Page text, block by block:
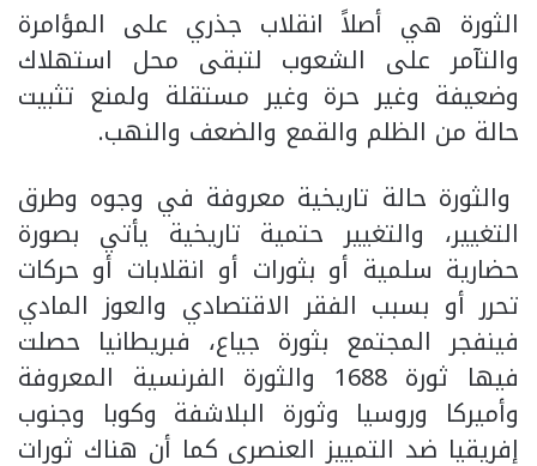
الثورة هي أصلاً انقلاب جذري على المؤامرة
والتآمر على الشعوب لتبقى محل استهلاك
وضعيفة وغير حرة وغير مستقلة ولمنع تثبيت
حالة من الظلم والقمع والضعف والنهب.
والثورة حالة تاريخية معروفة في وجوه وطرق
التغيير، والتغيير حتمية تاريخية يأتي بصورة
حضارية سلمية أو بثورات أو انقلابات أو حركات
تحرر أو بسبب الفقر الاقتصادي والعوز المادي
فينفجر المجتمع بثورة جياع، فبريطانيا حصلت
فيها ثورة 1688 والثورة الفرنسية المعروفة
وأميركا وروسيا وثورة البلاشفة وكوبا وجنوب
إفريقيا ضد التمييز العنصري كما أن هناك ثورات